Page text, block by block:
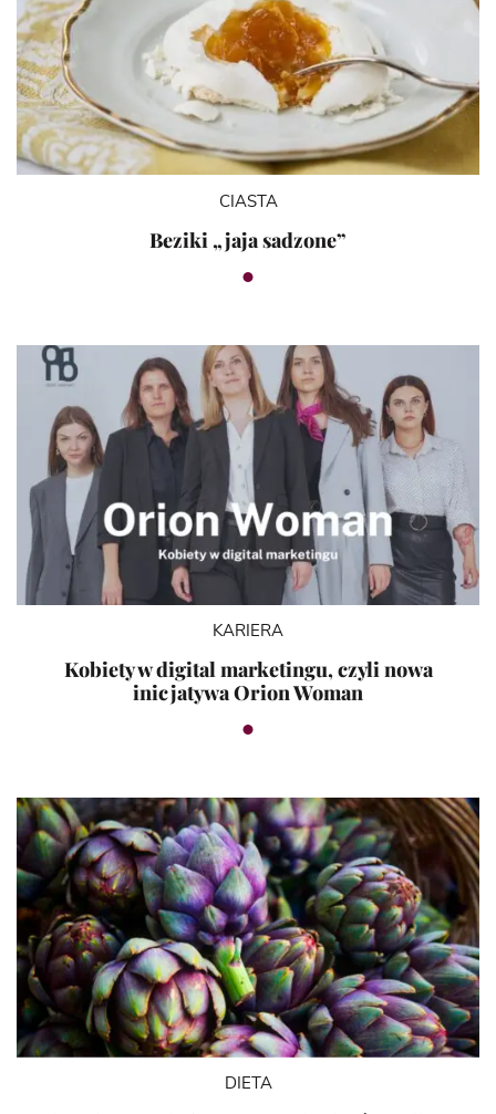
CIASTA
Beziki „jaja sadzone”
KARIERA
Kobiety w digital marketingu, czyli nowa
inicjatywa Orion Woman
DIETA